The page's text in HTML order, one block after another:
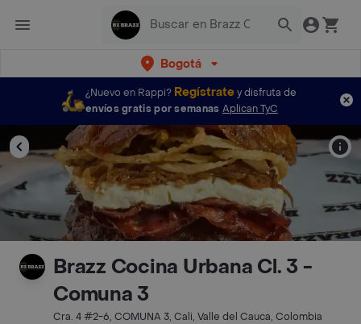
Bogotá
¿Nuevo en Rappi? Regístratey disfruta de
envíos gratis por semanas Aplican TyC
Brazz Cocina Urbana Cl. 3 -
Comuna 3
Cra. 4 #2-6, COMUNA 3, Cali, Valle del Cauca, Colombia